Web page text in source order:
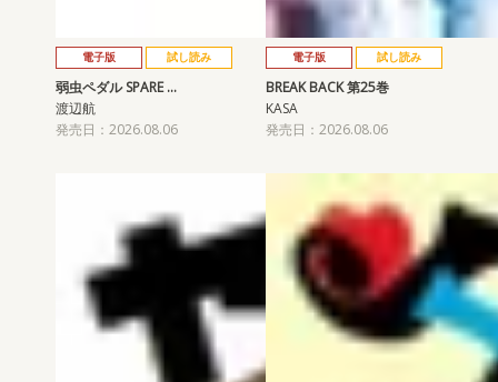
電子版 試し読み
弱虫ペダル SPARE …
渡辺航
発売日：2026.08.06
電子版 試し読み
BREAK BACK 第25巻
KASA
発売日：2026.08.06